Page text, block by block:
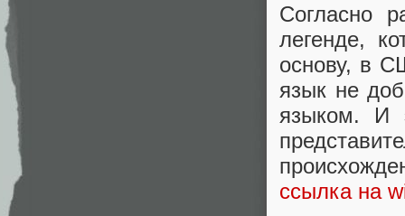
Согласно
легенде,
основу, в
язык не
языком. И
ссылка на